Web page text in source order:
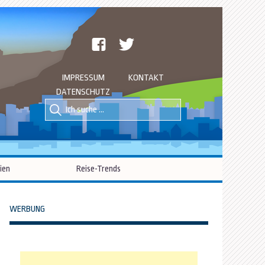
facebook
IMPRESSUM
KONTAKT
DATENSCHUTZ
Suche
nach::
Suche
nach:
Reise-Trends
WERBUNG